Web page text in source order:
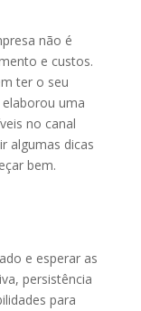
não é
e custos.
ter o seu
elaborou uma
no canal
algumas dicas
bem.
e esperar as
persistência
para